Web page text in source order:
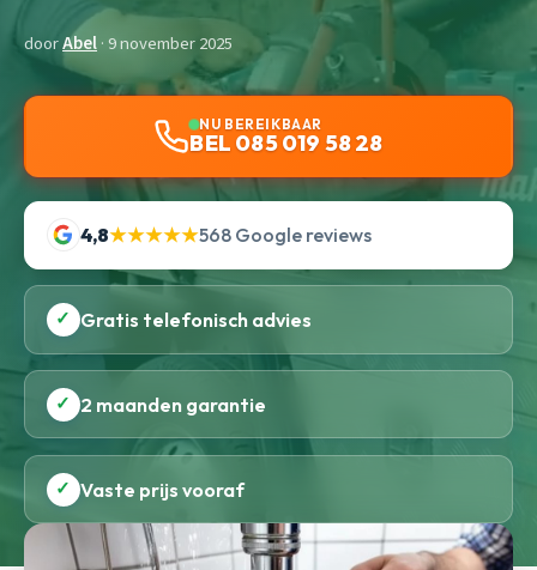
doorAbel· 9 november 2025
NU BEREIKBAAR
BEL 085 019 58 28
4,8★★★★★568 Google reviews
✓ Gratis telefonisch advies
✓ 2 maanden garantie
✓ Vaste prijs vooraf